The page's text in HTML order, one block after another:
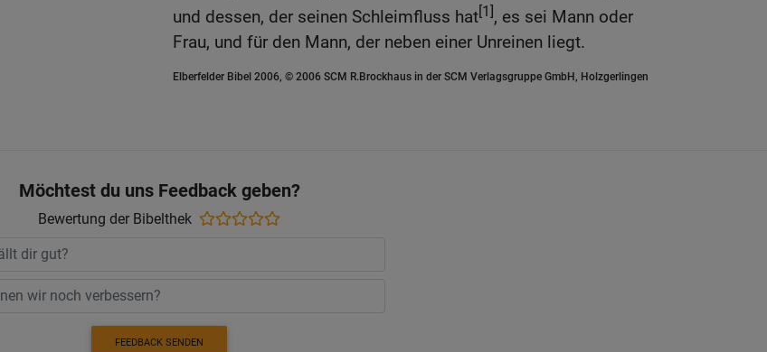
und dessen, der seinen Schleimfluss hat[1], es sei Mann oder
Frau, und für den Mann, der neben einer Unreinen liegt.
Elberfelder Bibel 2006, © 2006 SCM R.Brockhaus in der SCM Verlagsgruppe GmbH, Holzgerlingen
Möchtest du uns Feedback geben?
Bewertung der Bibelthek
FEEDBACK SENDEN